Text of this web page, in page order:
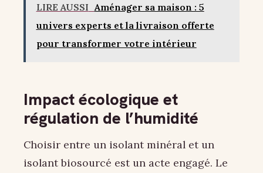
LIRE AUSSI Aménager sa maison : 5
univers experts et la livraison offerte
pour transformer votre intérieur
Impact écologique et
régulation de l’humidité
Choisir entre un isolant minéral et un
isolant biosourcé est un acte engagé. Le